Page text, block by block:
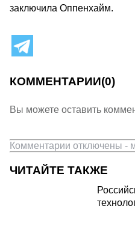
заключила Оппенхайм.
КОММЕНТАРИИ(0)
Вы можете оставить
Комментарии отключены -
ЧИТАЙТЕ ТАКЖЕ